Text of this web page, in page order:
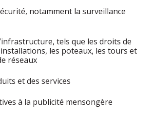
notamment la surveillance
tels que les droits de
les poteaux, les tours et
réseaux
et des services
à la publicité mensongère